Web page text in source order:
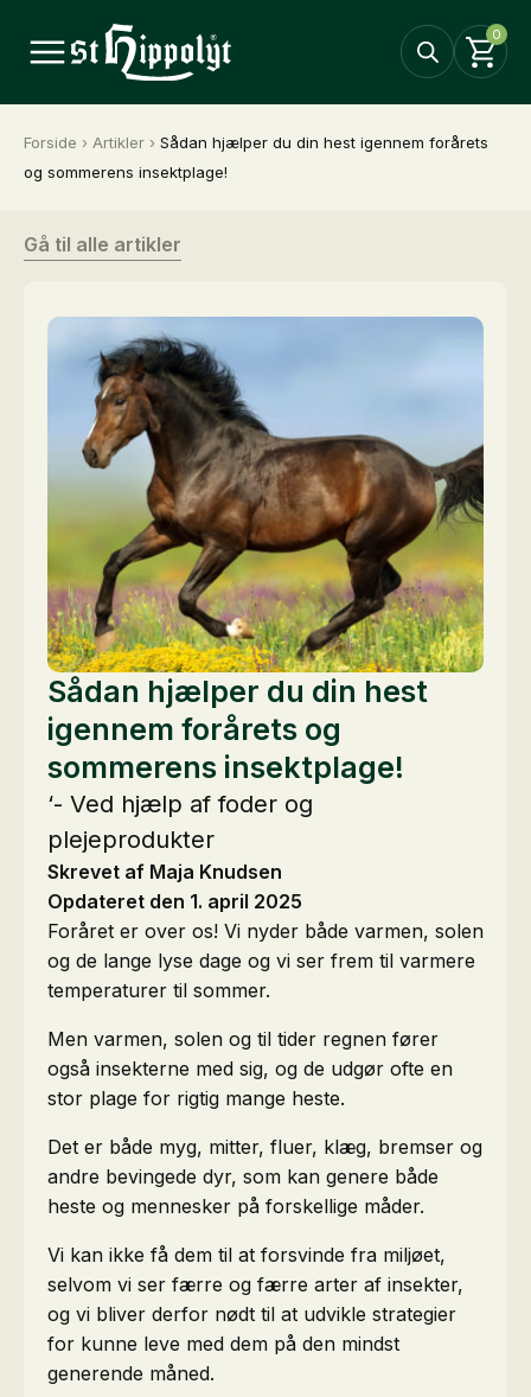
0
Forside › Artikler › Sådan hjælper du din hest igennem forårets
og sommerens insektplage!
Gå til alle artikler
Sådan hjælper du din hest
igennem forårets og
sommerens insektplage!
‘- Ved hjælp af foder og
plejeprodukter
Skrevet af Maja Knudsen
Opdateret den 1. april 2025
Foråret er over os! Vi nyder både varmen, solen
og de lange lyse dage og vi ser frem til varmere
temperaturer til sommer.
Men varmen, solen og til tider regnen fører
også insekterne med sig, og de udgør ofte en
stor plage for rigtig mange heste.
Det er både myg, mitter, fluer, klæg, bremser og
andre bevingede dyr, som kan genere både
heste og mennesker på forskellige måder.
Vi kan ikke få dem til at forsvinde fra miljøet,
selvom vi ser færre og færre arter af insekter,
og vi bliver derfor nødt til at udvikle strategier
for kunne leve med dem på den mindst
generende måned.